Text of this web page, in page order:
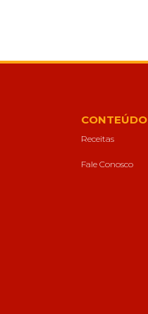
CONTEÚDO
Receitas
Fale Conosco